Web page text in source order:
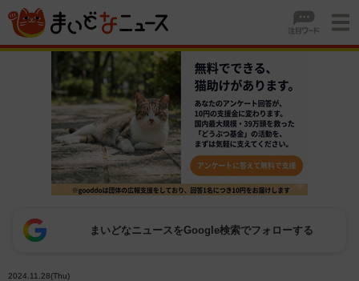
まいどなニュースをGoogle検索でフォローする
2024.11.28(Thu)